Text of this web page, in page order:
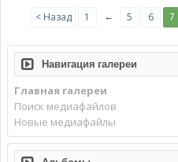
< Назад 1 ← 5 6 7
Навигация галереи
Главная галереи
Поиск медиафайлов
Новые медиафайлы